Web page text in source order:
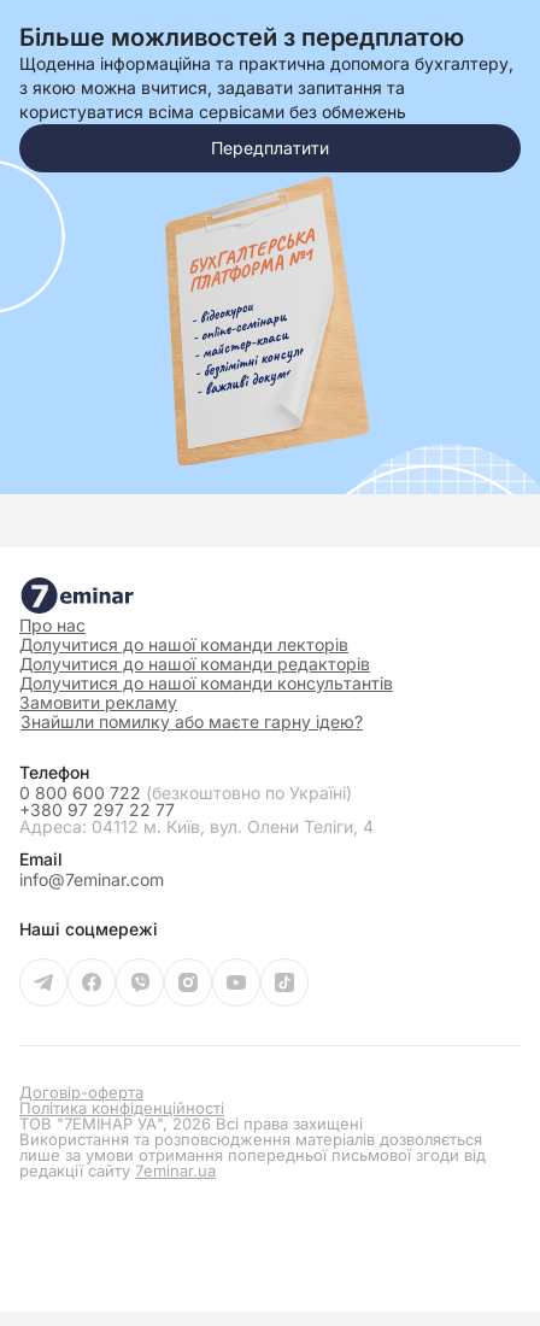
Більше можливостей з передплатою
Щоденна інформаційна та практична допомога бухгалтеру,
з якою можна вчитися, задавати запитання та
користуватися всіма сервісами без обмежень
Передплатити
Про нас
Долучитися до нашої команди лекторів
Долучитися до нашої команди редакторів
Долучитися до нашої команди консультантів
Замовити рекламу
Знайшли помилку або маєте гарну ідею?
Телефон
0 800 600 722 (безкоштовно по Україні)
+380 97 297 22 77
Адреса: 04112 м. Київ, вул. Олени Теліги, 4
Email
info@7eminar.com
Наші соцмережі
Договір-оферта
Політика конфіденційності
ТОВ "7ЕМІНАР УА", 2026 Всі права захищені
Використання та розповсюдження матеріалів дозволяється
лише за умови отримання попередньої письмової згоди від
редакції сайту 7eminar.ua